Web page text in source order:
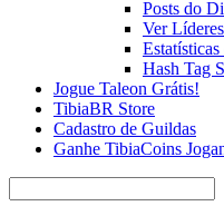
Posts do
Ver
Hash Tag
Jogue Taleon Grátis!
TibiaBR Store
Cadastro de Guildas
Ganhe TibiaCoins